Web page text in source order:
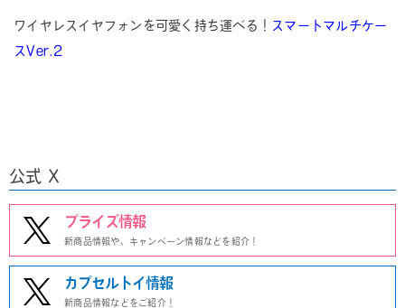
ワイヤレスイヤフォンを可愛く持ち運べる！ スマートマルチケー
スVer.2
公式 X
プライズ情報
新商品情報や、キャンペーン情報などを紹介！
カプセルトイ情報
新商品情報などをご紹介！